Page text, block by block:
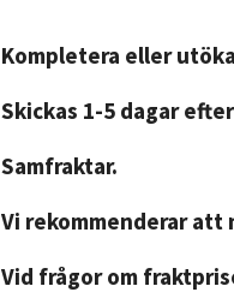
Kompletera eller
Skickas 1-5 dagar
Samfraktar.
Vi rekommenderar
Vid frågor om